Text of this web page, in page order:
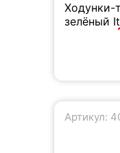
Ходунки-
зелёный
Артикул: